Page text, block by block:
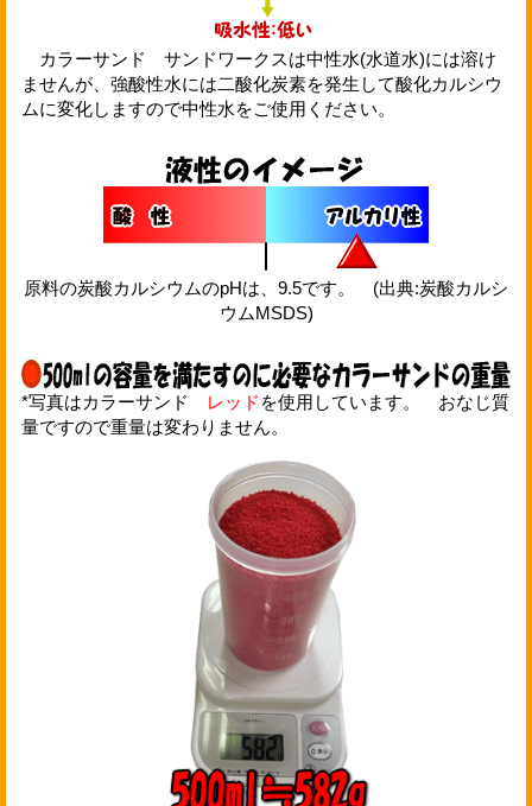
カラーサンド サンドワークスは中性水(水道水)には溶け
ませんが、強酸性水には二酸化炭素を発生して酸化カルシウ
ムに変化しますので中性水をご使用ください。
原料の炭酸カルシウムのpHは、9.5です。 (出典:炭酸カルシ
ウムMSDS)
*写真はカラーサンド レッド を使用しています。 おなじ質
量ですので重量は変わりません。